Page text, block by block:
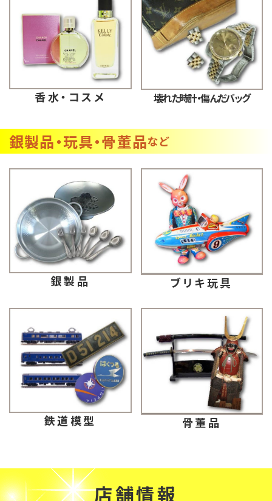
香水・コスメ 壊れた時計・傷んだバッグ
銀製品・玩具・骨董品など
銀製品 ブリキ玩具
鉄道模型 骨董品
店舗情報